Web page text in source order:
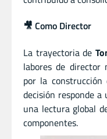
🎥 Como Director
La trayectoria de
labores de director
por la
decisión responde
una lectura global
componentes.